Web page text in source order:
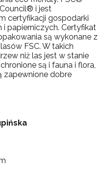
i jest
certyfikacji gospodarki
papierniczych. Certyfikat
są wykonane z
FSC. W takich
niż las jest w stanie
są i fauna i flora,
zapewnione dobre